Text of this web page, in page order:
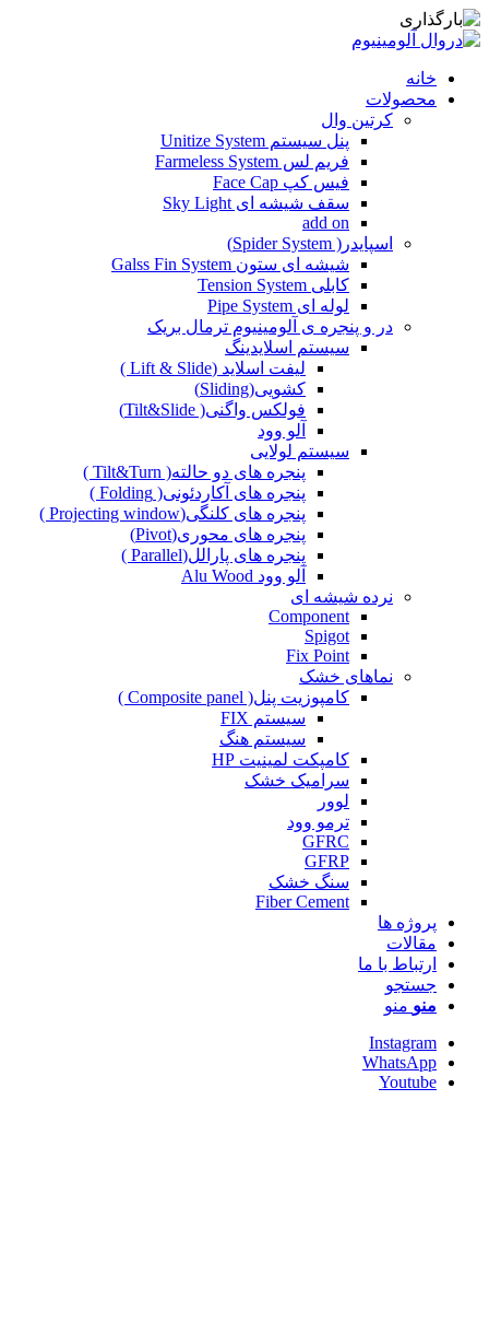
خانه
محصولات
کرتین وال
پنل سیستم Unitize System
فریم لس Farmeless System
فیس کپ Face Cap
سقف شیشه ای Sky Light
add on
اسپایدر( Spider System)
شیشه ای ستون Galss Fin System
کابلی Tension System
لوله ای Pipe System
در و پنجره ی آلومینیوم ترمال بریک
سیستم اسلایدینگ
لیفت اسلاید (Lift & Slide )
کشویی(Sliding)
فولکس واگنی( Tilt&Slide)
آلو وود
سیستم لولایی
پنجره های دو حالته( Tilt&Turn )
پنجره های آکاردئونی( Folding )
پنجره های کلنگی(Projecting window )
پنجره های محوری(Pivot)
پنجره های پارالل(Parallel )
آلو وود Alu Wood
نرده شیشه ای
Component
Spigot
Fix Point
نماهای خشک
کامپوزیت پنل( Composite panel )
سیستم FIX
سیستم هنگ
کامپکت لمینیت HP
سرامیک خشک
لوور
ترمو وود
GFRC
GFRP
سنگ خشک
Fiber Cement
پروژه ها
مقالات
ارتباط با ما
جستجو
منو منو
Instagram
WhatsApp
Youtube